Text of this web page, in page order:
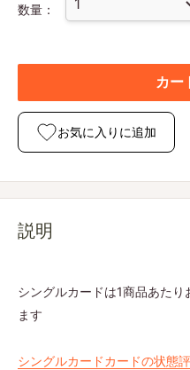
数量：
カー
お気に入りに追加
説明
シングルカードは1商品あた
ます
シングルカードカードの状態